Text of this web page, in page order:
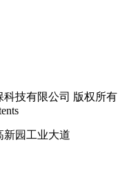
科技有限公司 版权所有
新园工业大道